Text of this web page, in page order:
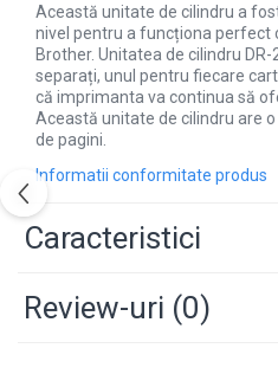
Această unitate de cilindru a
nivel pentru a funcționa perfect
Brother. Unitatea de cilindru
separați, unul pentru fiecare
că imprimanta va continua să
Această unitate de cilindru are
de pagini.
Informatii conformitate produs
Caracteristici
Review-uri (0)